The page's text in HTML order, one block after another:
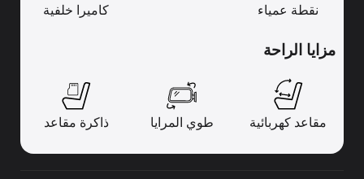
نقطة عمياء كاميرا خلفية
مزايا الراحة
مقاعد كهربائية طوي المرايا ذاكرة مقاعد